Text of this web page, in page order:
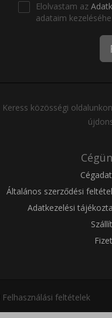
Elolvastam az
adataim
Keress közösségi
Általános szerződési
Adatkezelési
Felhasználási feltételek